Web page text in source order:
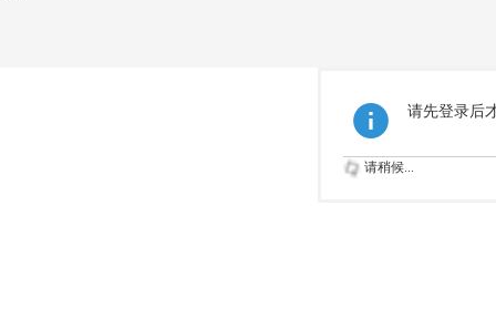
请先登录后
请稍候...